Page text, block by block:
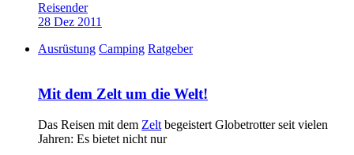
Reisender
28 Dez 2011
Ausrüstung Camping Ratgeber
Mit dem Zelt um die Welt!
Das Reisen mit dem Zelt begeistert Globetrotter seit vielen
Jahren: Es bietet nicht nur